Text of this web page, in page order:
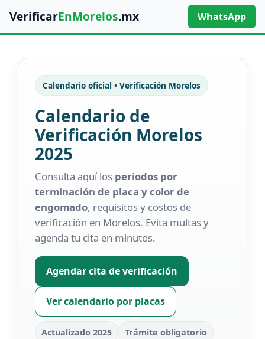
VerificarEnMorelos.mx WhatsApp
Calendario oficial • Verificación Morelos
Calendario de
Verificación Morelos
2025
Consulta aquí los periodos por
terminación de placa y color de
engomado, requisitos y costos de
verificación en Morelos. Evita multas y
agenda tu cita en minutos.
Agendar cita de verificación
Ver calendario por placas
Actualizado 2025
Trámite obligatorio